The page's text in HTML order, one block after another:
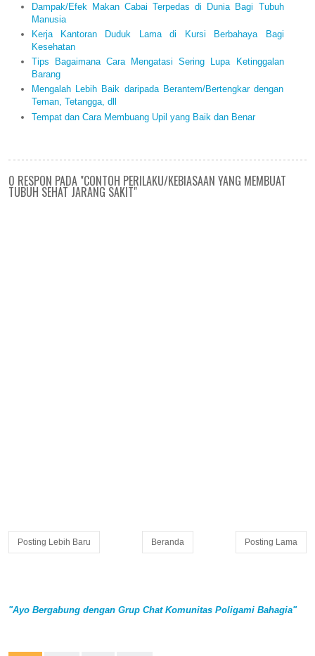
Dampak/Efek Makan Cabai Terpedas di Dunia Bagi Tubuh
Manusia
Kerja Kantoran Duduk Lama di Kursi Berbahaya Bagi
Kesehatan
Tips Bagaimana Cara Mengatasi Sering Lupa Ketinggalan
Barang
Mengalah Lebih Baik daripada Berantem/Bertengkar dengan
Teman, Tetangga, dll
Tempat dan Cara Membuang Upil yang Baik dan Benar
0 RESPON PADA "CONTOH PERILAKU/KEBIASAAN YANG MEMBUAT
TUBUH SEHAT JARANG SAKIT"
Posting Lebih Baru Posting Lama
Beranda
"Ayo Bergabung dengan Grup Chat Komunitas Poligami Bahagia"